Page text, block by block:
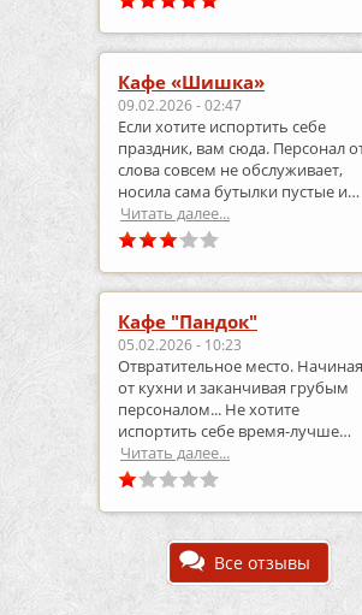
Кафе «Шишка»
09.02.2026 - 02:47
Если хотите испортить себе
праздник, вам сюда. Персонал
слова совсем не обслуживает,
носила сама бутылки пустые и
приносила полные.
Читать далее...
Кафе "Пандок"
05.02.2026 - 10:23
Отвратительное место. Начиная
от кухни и заканчивая грубым
персоналом... Не хотите
испортить себе время-лучше
выберите что-то другое..
Читать далее...
Все отзывы